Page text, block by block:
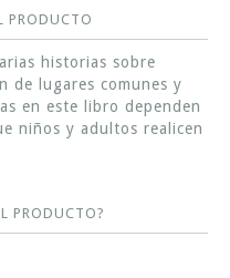
PRODUCTO
historias sobre
de lugares comunes y
en este libro dependen
niños y adultos realicen
PRODUCTO?